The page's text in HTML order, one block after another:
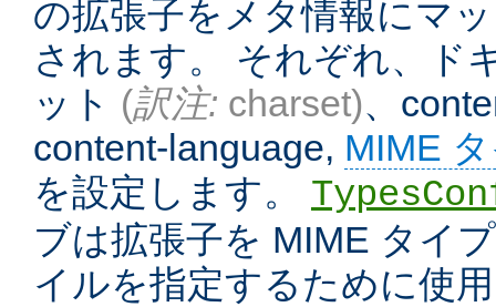
の拡張子をメタ情報にマ
されます。 それぞれ、ド
ット (訳注: charset)、
content-language, MIME
を設定します。
ブは拡張子を MIME タイ
イルを指定するために使